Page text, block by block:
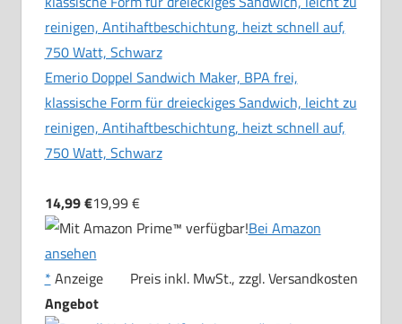
Emerio Doppel Sandwich Maker, BPA frei,
klassische Form für dreieckiges Sandwich, leicht zu
reinigen, Antihaftbeschichtung, heizt schnell auf,
750 Watt, Schwarz
14,99 €19,99 €
Bei Amazon
ansehen
* Anzeige
Preis inkl. MwSt., zzgl. Versandkosten
Angebot